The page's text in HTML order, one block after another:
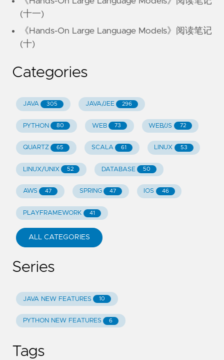
(十一)
《Hands-On Large Language Models》阅读笔记
(十)
Categories
JAVA 305 JAVA/JEE 296
PYTHON 80 WEB 73 WEB/JS 72
QUARTZ 65 SCALA 61 LINUX 53
LINUX/UNIX 52 DATABASE 50
AWS 47 SPRING 47 IOS 46
PLAYFRAMEWORK 41
ALL CATEGORIES
Series
JAVA NEW FEATURES 10
PYTHON NEW FEATURES 6
Tags